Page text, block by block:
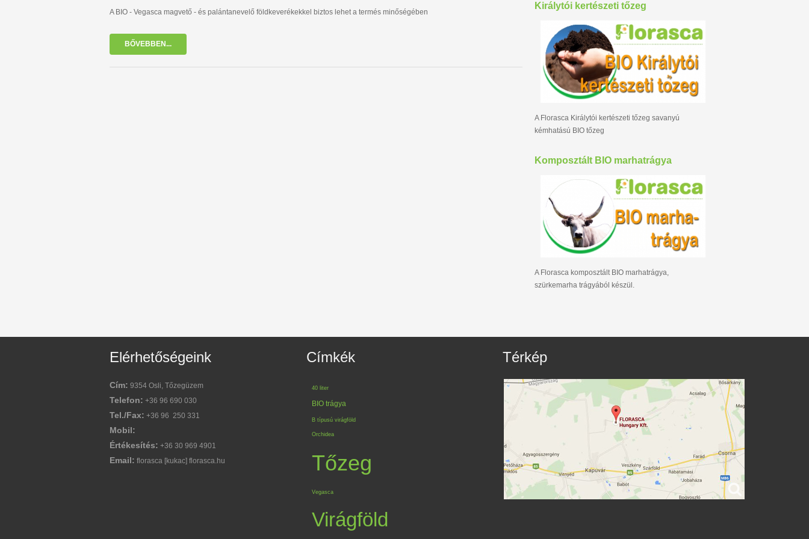
A BIO - Vegasca magvető - és palántanevelő földkeverékekkel biztos lehet a termés minőségében
BŐVEBBEN...
Királytói kertészeti tőzeg
A Florasca Királytói kertészeti tőzeg savanyú
kémhatású BIO tőzeg
Komposztált BIO marhatrágya
A Florasca komposztált BIO marhatrágya,
szürkemarha trágyából készül.
Elérhetőségeink
Cím: 9354 Osli, Tőzegüzem
Telefon: +36 96 690 030
Tel./Fax: +36 96 250 331
Mobil:
Értékesítés: +36 30 969 4901
Email: florasca [kukac] florasca.hu
Címkék
40 liter
BIO trágya
B típusú virágföld
Orchidea
Tőzeg
Vegasca
Virágföld
Térkép